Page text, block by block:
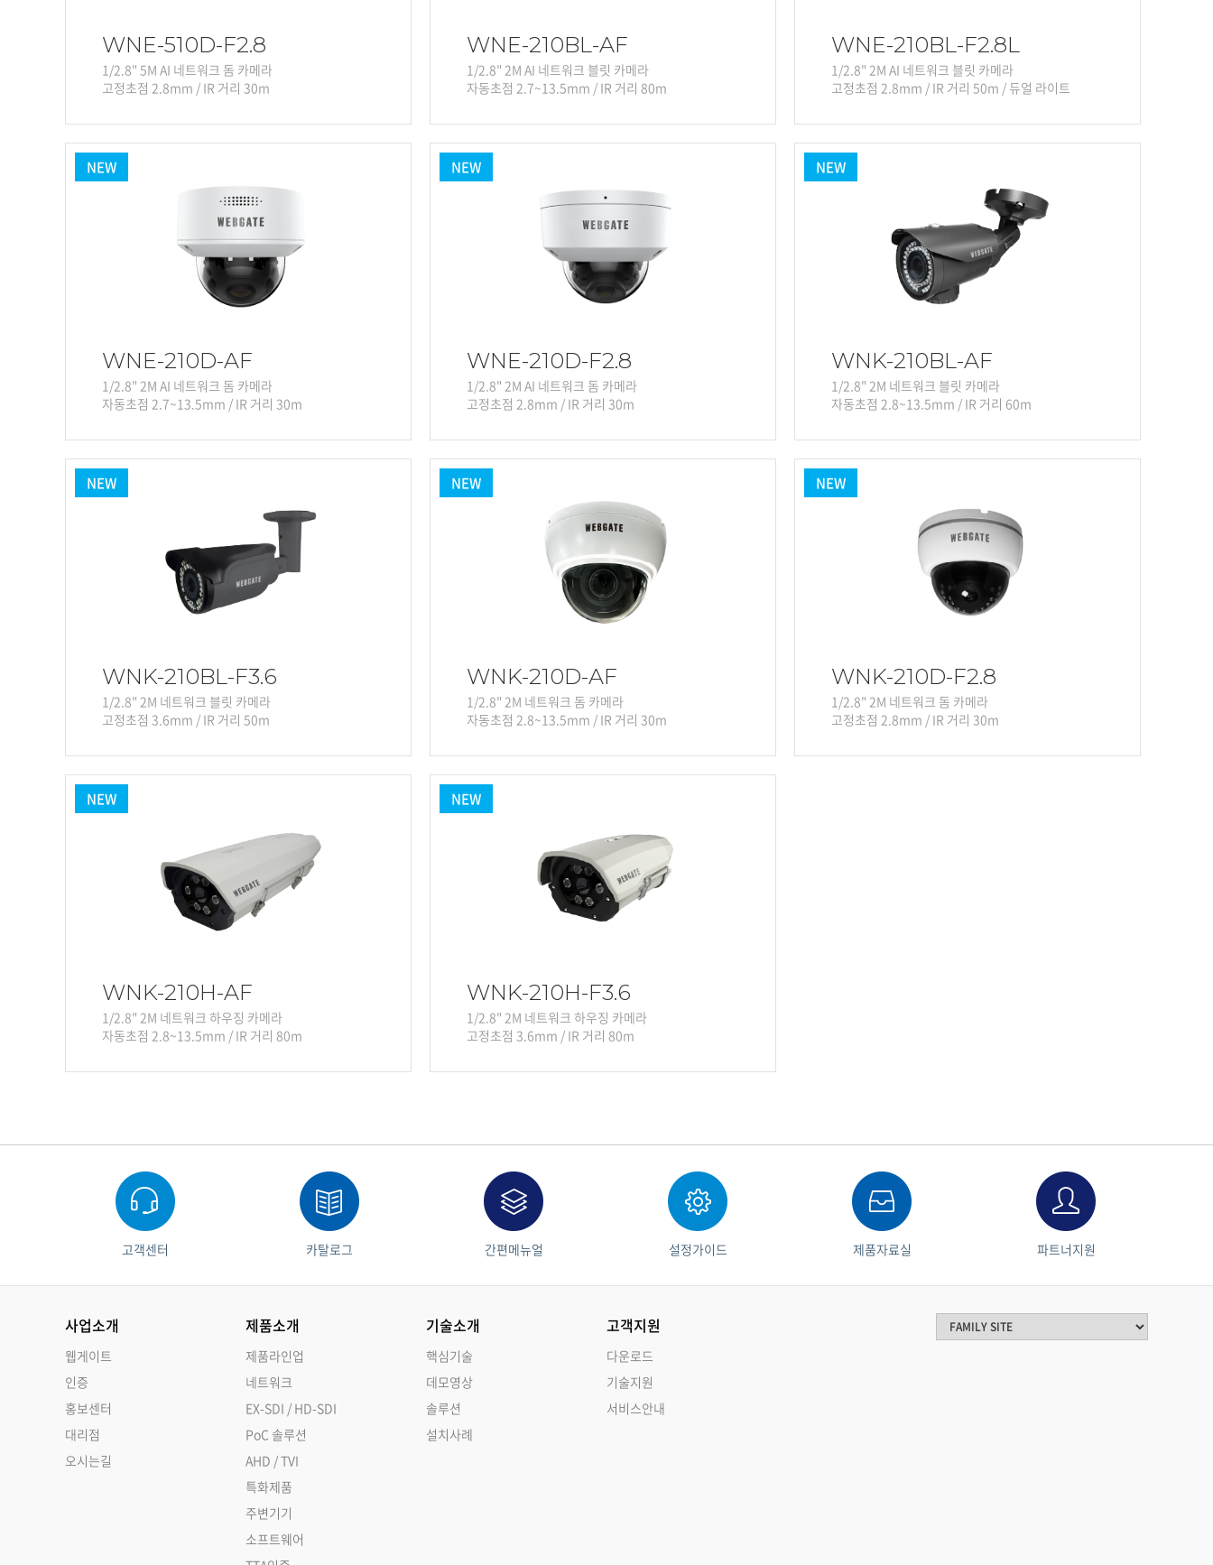
WNE-510D-F2.8
1/2.8" 5M AI 네트워크 돔 카메라
고정초점 2.8mm / IR 거리 30m
WNE-210BL-AF
1/2.8" 2M AI 네트워크 블릿 카메라
자동초점 2.7~13.5mm / IR 거리 80m
WNE-210BL-F2.8L
1/2.8" 2M AI 네트워크 블릿 카메라
고정초점 2.8mm / IR 거리 50m / 듀얼 라이트
NEW
WNE-210D-AF
1/2.8" 2M AI 네트워크 돔 카메라
자동초점 2.7~13.5mm / IR 거리 30m
NEW
WNE-210D-F2.8
1/2.8" 2M AI 네트워크 돔 카메라
고정초점 2.8mm / IR 거리 30m
NEW
WNK-210BL-AF
1/2.8" 2M 네트워크 블릿 카메라
자동초점 2.8~13.5mm / IR 거리 60m
NEW
WNK-210BL-F3.6
1/2.8" 2M 네트워크 블릿 카메라
고정초점 3.6mm / IR 거리 50m
NEW
WNK-210D-AF
1/2.8" 2M 네트워크 돔 카메라
자동초점 2.8~13.5mm / IR 거리 30m
NEW
WNK-210D-F2.8
1/2.8" 2M 네트워크 돔 카메라
고정초점 2.8mm / IR 거리 30m
NEW
WNK-210H-AF
1/2.8" 2M 네트워크 하우징 카메라
자동초점 2.8~13.5mm / IR 거리 80m
NEW
WNK-210H-F3.6
1/2.8" 2M 네트워크 하우징 카메라
고정초점 3.6mm / IR 거리 80m
고객센터 카탈로그 간편메뉴얼 설정가이드 제품자료실 파트너지원
사업소개
웹게이트
인증
홍보센터
대리점
오시는길
제품소개
제품라인업
네트워크
EX-SDI / HD-SDI
PoC 솔루션
AHD / TVI
특화제품
주변기기
소프트웨어
기술소개
핵심기술
데모영상
솔루션
설치사례
고객지원
다운로드
기술지원
서비스안내